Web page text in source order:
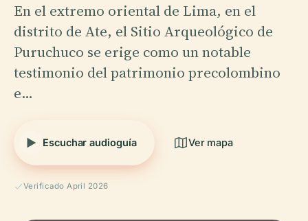
En el extremo oriental de Lima, en el
distrito de Ate, el Sitio Arqueológico de
Puruchuco se erige como un notable
testimonio del patrimonio precolombino
e…
Escuchar audioguía Ver mapa
Verificado April 2026